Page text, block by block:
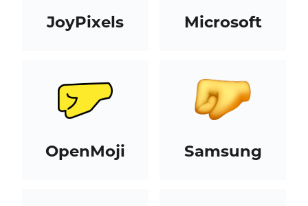
JoyPixels Microsoft
OpenMoji Samsung